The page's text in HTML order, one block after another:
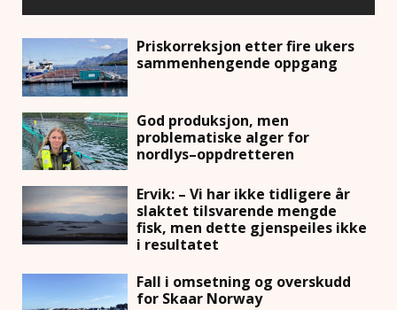
Priskorreksjon etter fire ukers
sammenhengende oppgang
God produksjon, men
problematiske alger for
nordlys–oppdretteren
Ervik: – Vi har ikke tidligere år
slaktet tilsvarende mengde
fisk, men dette gjenspeiles ikke
i resultatet
Fall i omsetning og overskudd
for Skaar Norway